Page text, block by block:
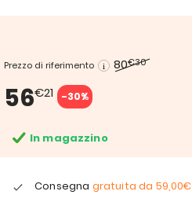
Prezzo di riferimento 80€30
56€21 -30%
In magazzino
Consegna gratuita da 59,00€